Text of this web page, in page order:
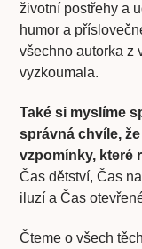
životní postřehy a
humor a
všechno autorka z
vyzkoumala.
Také si myslíme
správná chvíle,
vzpomínky, které
Čas dětství, Čas
iluzí a Čas
Čteme o všech